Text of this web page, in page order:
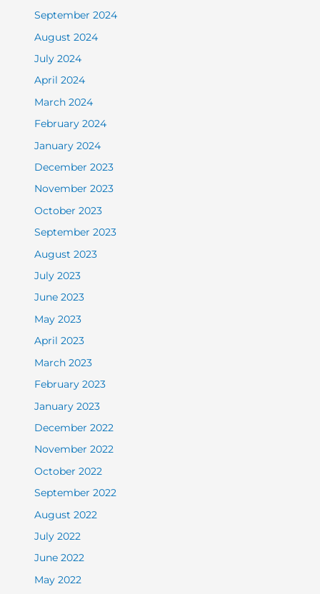
September 2024
August 2024
July 2024
April 2024
March 2024
February 2024
January 2024
December 2023
November 2023
October 2023
September 2023
August 2023
July 2023
June 2023
May 2023
April 2023
March 2023
February 2023
January 2023
December 2022
November 2022
October 2022
September 2022
August 2022
July 2022
June 2022
May 2022